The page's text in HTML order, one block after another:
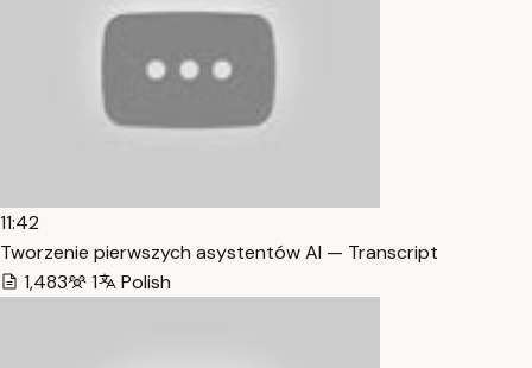
11:42
Tworzenie pierwszych asystentów AI — Transcript
1,483
1 Polish